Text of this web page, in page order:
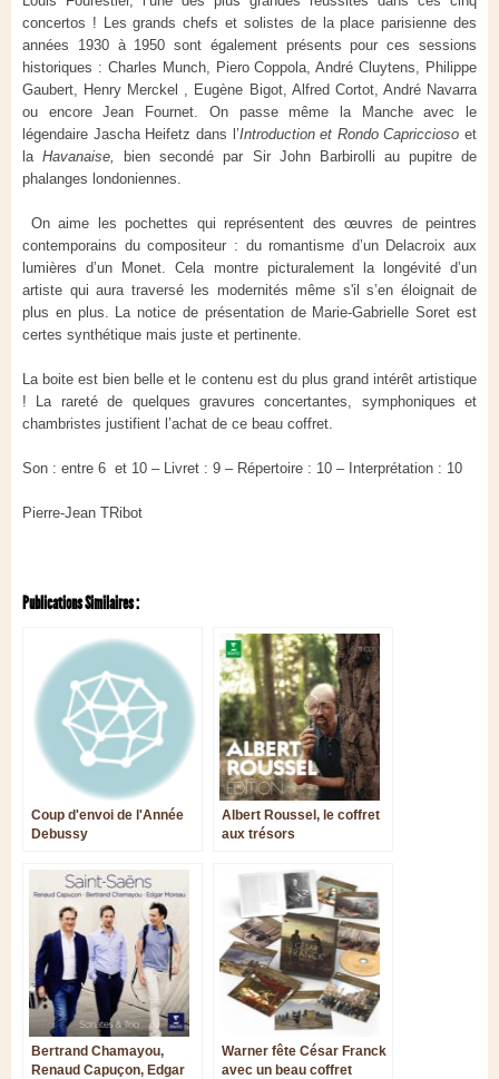
concertos ! Les grands chefs et solistes de la place parisienne des
années 1930 à 1950 sont également présents pour ces sessions
historiques : Charles Munch, Piero Coppola, André Cluytens, Philippe
Gaubert, Henry Merckel , Eugène Bigot, Alfred Cortot, André Navarra
ou encore Jean Fournet. On passe même la Manche avec le
légendaire Jascha Heifetz dans l’Introduction et Rondo Capriccioso et
laHavanaise,
bien secondé par Sir John Barbirolli au pupitre de
phalanges londoniennes.
On aime les pochettes qui représentent des œuvres de peintres
contemporains du compositeur : du romantisme d’un Delacroix aux
lumières d’un Monet. Cela montre picturalement la longévité d’un
artiste qui aura traversé les modernités même s'il s’en éloignait de
plus en plus. La notice de présentation de Marie-Gabrielle Soret est
certes synthétique mais juste et pertinente.
La boite est bien belle et le contenu est du plus grand intérêt artistique
! La rareté de quelques gravures concertantes, symphoniques et
chambristes justifient l’achat de ce beau coffret.
Son : entre 6 et 10 – Livret : 9 – Répertoire : 10 – Interprétation : 10
Pierre-Jean TRibot
Publications Similaires :
Coup d'envoi de l'Année
Debussy
Albert Roussel, le coffret
aux trésors
Bertrand Chamayou,
Renaud Capuçon, Edgar
Warner fête César Franck
avec un beau coffret